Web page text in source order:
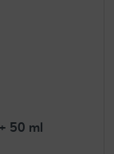
50 ml